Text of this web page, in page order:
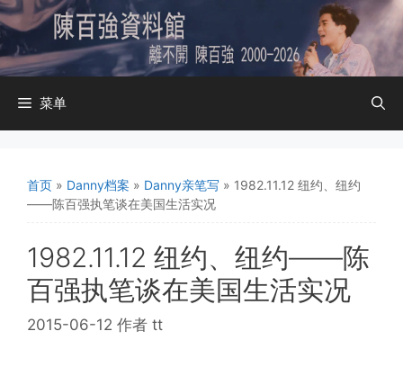
跳
至
内
容
菜单
首页 » Danny档案 » Danny亲笔写 » 1982.11.12 纽约、纽约
——陈百强执笔谈在美国生活实况
1982.11.12 纽约、纽约——陈
百强执笔谈在美国生活实况
2015-06-12 作者 tt